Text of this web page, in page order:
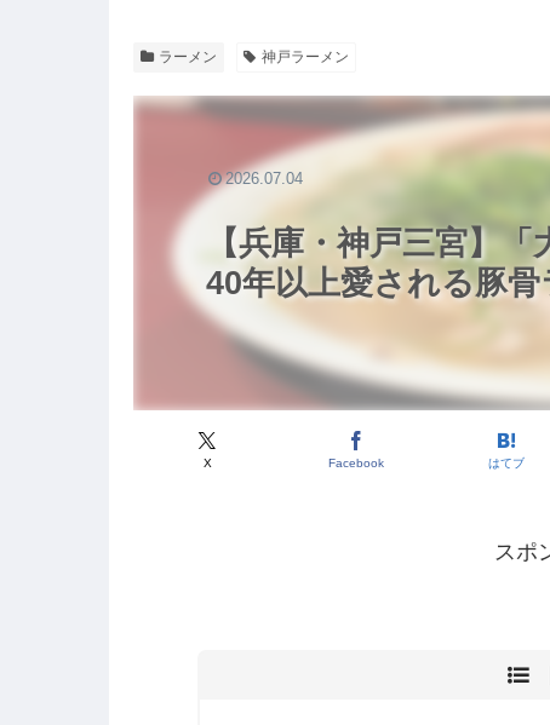
ラーメン 神戸ラーメン
【兵庫・神戸三宮】
40年以上愛される豚
X Facebook はてブ
2026.07.04
スポ